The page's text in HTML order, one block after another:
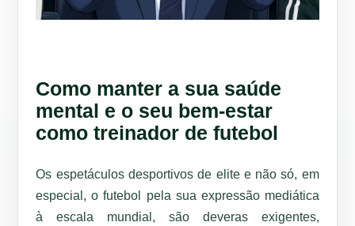
Como manter a sua saúde
mental e o seu bem-estar
como treinador de futebol
Os espetáculos desportivos de elite e não só, em
especial, o futebol pela sua expressão mediática
à escala mundial, são deveras exigentes,